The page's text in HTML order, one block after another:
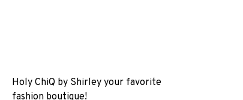
Holy ChiQ by Shirley your favorite
fashion boutique!